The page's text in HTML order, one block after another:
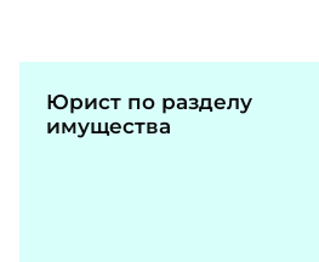
Юрист по разделу
имущества